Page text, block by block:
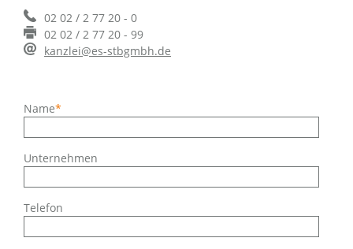
02 02 / 2 77 20 - 0
02 02 / 2 77 20 - 99
kanzlei@es-stbgmbh.de
Pflichtfeld
Name*
Unternehmen
Telefon